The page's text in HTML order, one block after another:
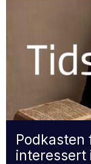
Podkasten
interessert